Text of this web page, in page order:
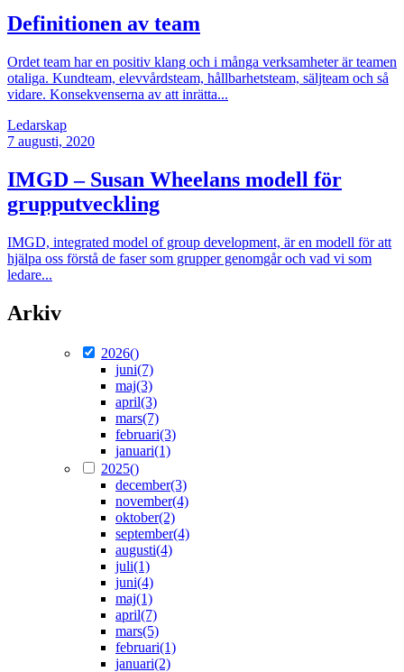
Definitionen av team
Ordet team har en positiv klang och i många verksamheter är teamen
otaliga. Kundteam, elevvårdsteam, hållbarhetsteam, säljteam och så
vidare. Konsekvenserna av att inrätta...
Ledarskap
7 augusti, 2020
IMGD – Susan Wheelans modell för
grupputveckling
IMGD, integrated model of group development, är en modell för att
hjälpa oss förstå de faser som grupper genomgår och vad vi som
ledare...
Arkiv
2026()
juni(7)
maj(3)
april(3)
mars(7)
februari(3)
januari(1)
2025()
december(3)
november(4)
oktober(2)
september(4)
augusti(4)
juli(1)
juni(4)
maj(1)
april(7)
mars(5)
februari(1)
januari(2)